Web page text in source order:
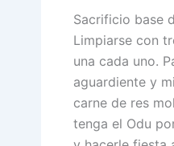
Sacrificio base
Limpiarse con
una cada uno.
aguardiente y
carne de res
tenga el Odu